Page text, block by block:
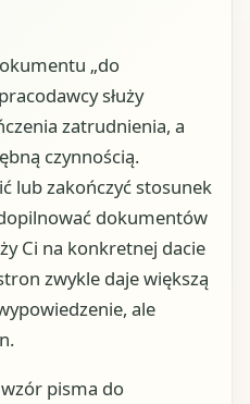
„do
służy
zatrudnienia, a
czynnością.
lub zakończyć stosunek
dokumentów
Ci na konkretnej dacie
zwykle daje większą
ale
pisma do